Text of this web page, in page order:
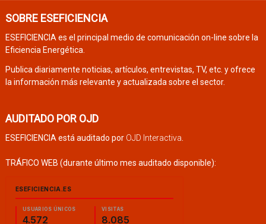
SOBRE ESEFICIENCIA
ESEFICIENCIA es el principal medio de comunicación on-line sobre la
Eficiencia Energética.
Publica diariamente noticias, artículos, entrevistas, TV, etc. y ofrece
la información más relevante y actualizada sobre el sector.
AUDITADO POR OJD
ESEFICIENCIA está auditado por OJD Interactiva
TRÁFICO WEB (durante último mes auditado disponible):